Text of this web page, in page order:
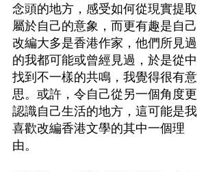
念頭的地方，感受如何從現實提取
屬於自己的意象，而更有趣是自己
改編大多是香港作家，他們所見過
的我都可能或曾經見過，於是從中
找到不一樣的共鳴，我覺得很有意
思。或許，令自己從另一個角度更
認識自己生活的地方，這可能是我
喜歡改編香港文學的其中一個理
由。